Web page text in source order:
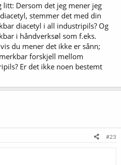
litt: Dersom det jeg mener jeg
stemmer det med din
diacetyl i all industripils? Og
i håndverksøl som f.eks.
du mener det ikke er sånn;
forskjell mellom
Er det ikke noen bestemt
#23